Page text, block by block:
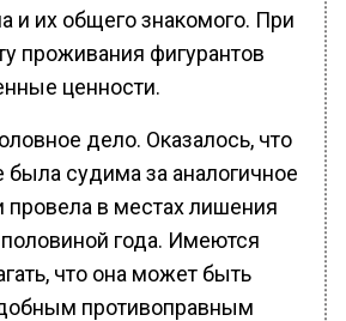
и их общего знакомого. При
проживания фигурантов
ценности.
дело. Оказалось, что
судима за аналогичное
провела в местах лишения
года. Имеются
что она может быть
противоправным